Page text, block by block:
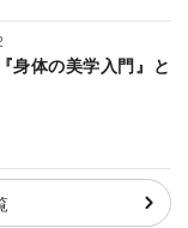
身体の美学入門』と